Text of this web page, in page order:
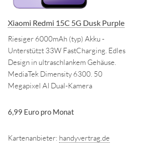
Xiaomi Redmi 15C 5G Dusk Purple
Riesiger 6000mAh (typ) Akku -
Unterstützt 33W FastCharging. Edles
Design in ultraschlankem Gehäuse.
MediaTek Dimensity 6300. 50
Megapixel AI Dual-Kamera
6,99 Euro pro Monat
Kartenanbieter: handyvertrag.de